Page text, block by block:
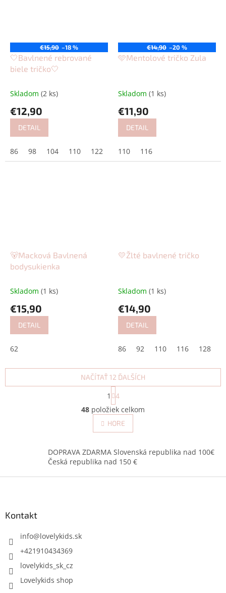
€15,90 –18 %
🤍Bavlnené rebrované
biele tričko🤍
Skladom (2 ks)
€12,90
DETAIL
86 98 104 110 122 128 134
€14,90 –20 %
🩵Mentolové tričko Zula
Skladom (1 ks)
€11,90
DETAIL
110 116
🐻Macková Bavlnená
bodysukienka
Skladom (1 ks)
€15,90
DETAIL
62
💛Žlté bavlnené tričko
Skladom (1 ks)
€14,90
DETAIL
86 92 110 116 128
O
v
l
á
a
c
NAČÍTAŤ 12 ĎALŠÍCH
t
r
á
n
k
v
a
i
1
4
48 položiek celkom
HORE
DOPRAVA ZDARMA Slovenská republika nad 100€
Česká republika nad 150 €
Kontakt
info@lovelykids.sk
+421910434369
lovelykids_sk_cz
Lovelykids shop